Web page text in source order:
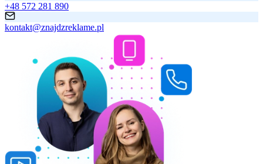
+48 572 281 890
kontakt@znajdzreklame.pl